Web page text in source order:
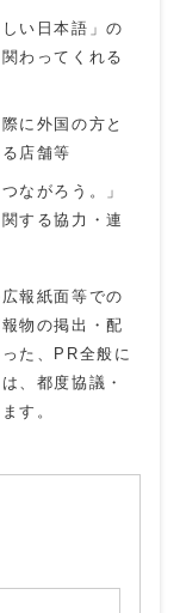
い日本語」の
わってくれる
に外国の方と
店舗等
ながろう。」
する協力・連
報紙面等での
物の掲出・配
た、PR全般に
、都度協議・
す。